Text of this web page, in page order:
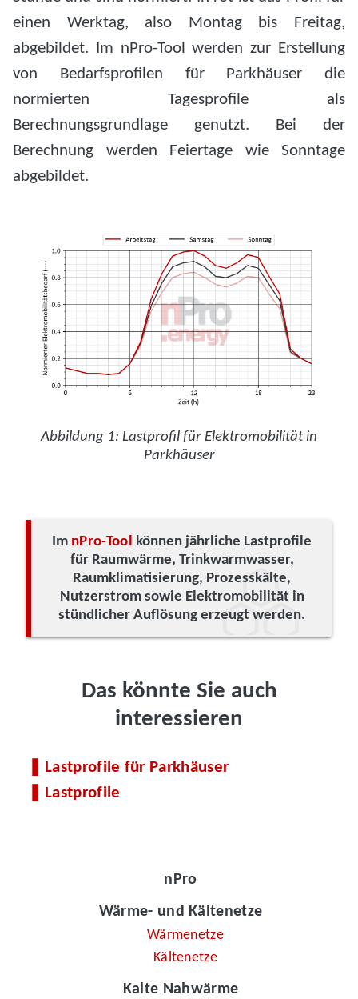
nPro
Wärme- und Kältenetze
Wärmenetze
Kältenetze
Kalte Nahwärme
einen Werktag, also Montag bis Freitag,
abgebildet. Im nPro-Tool werden zur Erstellung
von Bedarfsprofilen für Parkhäuser die
normierten Tagesprofile als
Berechnungsgrundlage genutzt. Bei der
Berechnung werden Feiertage wie Sonntage
abgebildet.
Abbildung 1: Lastprofil für Elektromobilität in
Parkhäuser
Im nPro-Tool können jährliche Lastprofile
für Raumwärme, Trinkwarmwasser,
Raumklimatisierung, Prozesskälte,
Nutzerstrom sowie Elektromobilität in
stündlicher Auflösung erzeugt werden.
Das könnte Sie auch
interessieren
Lastprofile für Parkhäuser
Lastprofile